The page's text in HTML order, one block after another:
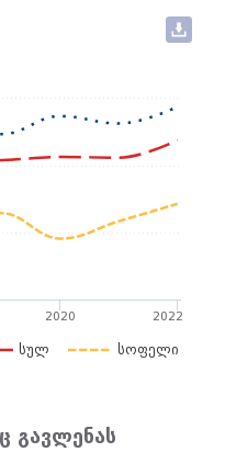
სულ სოფელი
2020 2022
გავლენას